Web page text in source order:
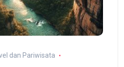
dan Pariwisata